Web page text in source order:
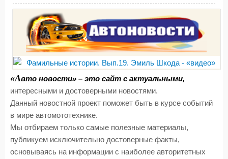
«Авто новости» – это сайт с актуальными,
интересными и достоверными новостями.
Данный новостной проект поможет быть в курсе событий
в мире автомототехнике.
Мы отбираем только самые полезные материалы,
публикуем исключительно достоверные факты,
основываясь на информации с наиболее авторитетных